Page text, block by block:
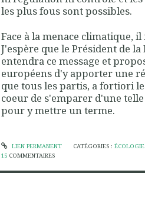
les plus fous sont possibles.
Face à la menace climatique,
J'espère que le Président de
entendra ce message et
européens d'y apporter une
que tous les partis, a fortiori
coeur de s'emparer d'une
pour y mettre un terme.
LIEN PERMANENT CATÉGORIES : ÉCOLOGIE
15 COMMENTAIRES